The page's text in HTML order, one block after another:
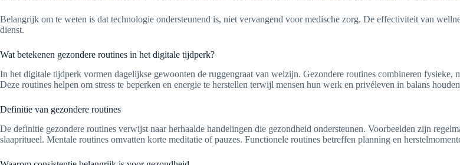
Belangrijk om te weten is dat technologie ondersteunend is, niet vervangend voor medische zorg. De effectiviteit van
dienst.
Wat betekenen gezondere routines in het digitale tijdperk?
In het digitale tijdperk vormen dagelijkse gewoonten de ruggengraat van welzijn. Gezondere routines combineren
Deze routines helpen om stress te beperken en energie te herstellen terwijl mensen hun werk en privéleven in balans
Definitie van gezondere routines
De definitie gezondere routines verwijst naar herhaalde handelingen die gezondheid ondersteunen. Voorbeelden zijn
slaapritueel. Mentale routines omvatten korte meditatie of pauzes. Functionele routines betreffen planning en